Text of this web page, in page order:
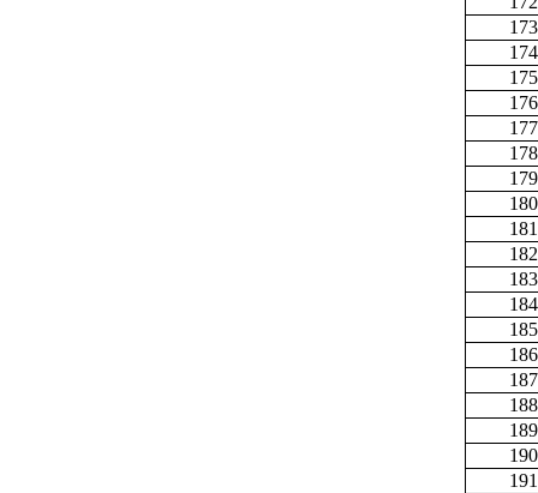
173
174
175
176
177
178
179
180
181
182
183
184
185
186
187
188
189
190
191